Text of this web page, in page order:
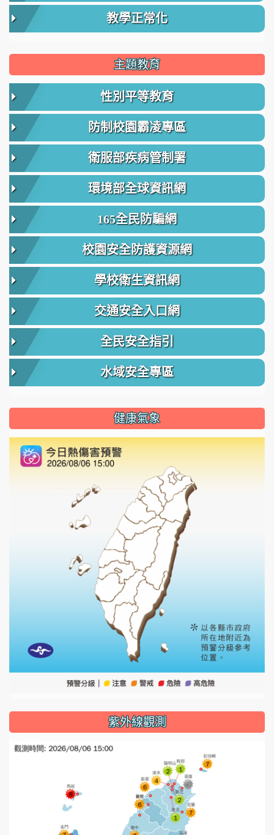
教學正常化
主題教育
性別平等教育
防制校園霸凌專區
衛服部疾病管制署
環境部全球資訊網
165全民防騙網
校園安全防護資源網
學校衛生資訊網
交通安全入口網
全民安全指引
水域安全專區
健康氣象
紫外線觀測